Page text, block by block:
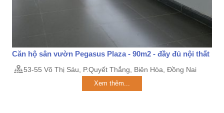
Căn hộ sân vườn Pegasus Plaza - 90m2 - đầy đủ nội thất
53-55 Võ Thị Sáu, P.Quyết Thắng, Biên Hòa, Đồng Nai
Xem thêm...